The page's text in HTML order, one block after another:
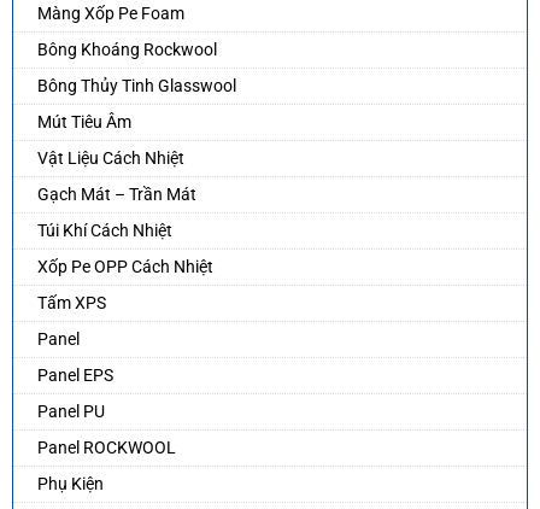
Màng Xốp Pe Foam
Bông Khoáng Rockwool
Bông Thủy Tinh Glasswool
Mút Tiêu Âm
Vật Liệu Cách Nhiệt
Gạch Mát – Trần Mát
Túi Khí Cách Nhiệt
Xốp Pe OPP Cách Nhiệt
Tấm XPS
Panel
Panel EPS
Panel PU
Panel ROCKWOOL
Phụ Kiện